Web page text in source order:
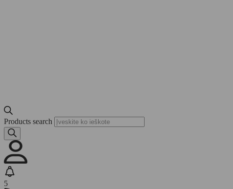
Products search
5